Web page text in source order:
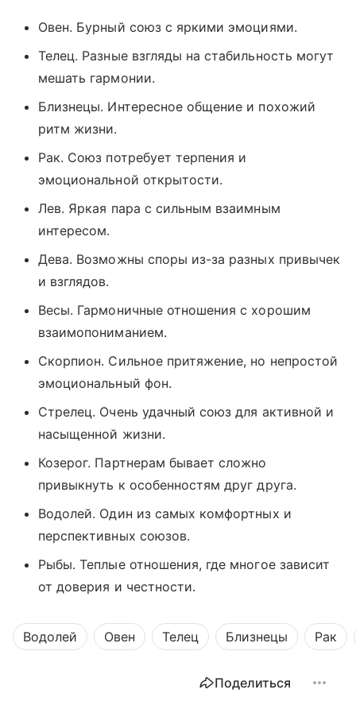
Овен. Бурный союз с яркими эмоциями.
Телец. Разные взгляды на стабильность могут
мешать гармонии.
Близнецы. Интересное общение и похожий
ритм жизни.
Рак. Союз потребует терпения и
эмоциональной открытости.
Лев. Яркая пара с сильным взаимным
интересом.
Дева. Возможны споры из-за разных привычек
и взглядов.
Весы. Гармоничные отношения с хорошим
взаимопониманием.
Скорпион. Сильное притяжение, но непростой
эмоциональный фон.
Стрелец. Очень удачный союз для активной и
насыщенной жизни.
Козерог. Партнерам бывает сложно
привыкнуть к особенностям друг друга.
Водолей. Один из самых комфортных и
перспективных союзов.
Рыбы. Теплые отношения, где многое зависит
от доверия и честности.
Водолей Овен Телец Близнецы Рак
Поделиться